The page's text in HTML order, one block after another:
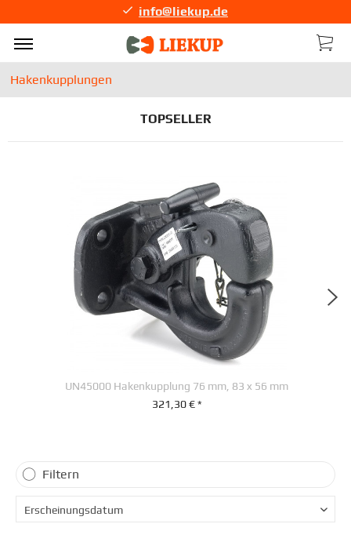
info@liekup.de
Hakenkupplungen
TOPSELLER
UN45000 Hakenkupplung 76 mm, 83 x 56 mm
321,30 € *
Filtern